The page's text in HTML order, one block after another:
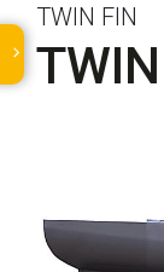
TWIN FIN